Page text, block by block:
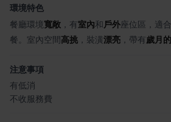
環境特色
餐廳環境寬敞 ，有 室內和戶外座位區，適
餐。室內空間高挑 ，裝潢漂亮 ，帶有 歲月
注意事項
有低消
不收服務費